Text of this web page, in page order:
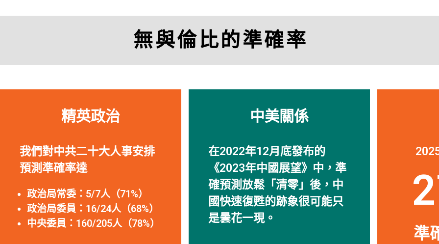
Managing Director,
無與倫比的準確率
精英政治
我們對中共二十大人事安排
預測準確率達
政治局常委：5/7人（71%）
政治局委員：16/24人（68%）
中央委員：160/205人（78%）
中美關係
在2022年12月底發布的
《2023年中國展望》中，準
確預測放鬆「清零」後，中
國快速復甦的跡象很可能只
是曇花一現。
準